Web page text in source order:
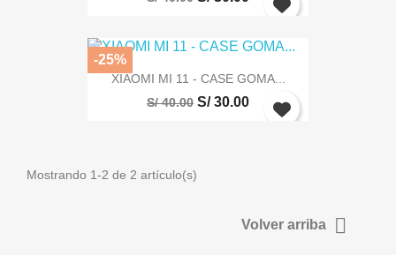
XIAOMI MI 11 - CASE GOMA...
S/ 40.00 S/ 30.00
-25%
Mostrando 1-2 de 2 artículo(s)
Volver arriba 